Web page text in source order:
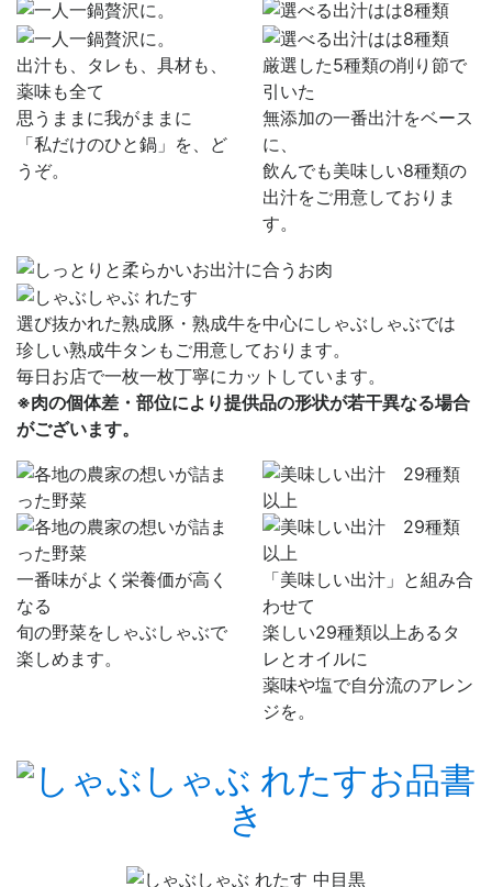
出汁も、タレも、具材も、
薬味も全て
思うままに我がままに
「私だけのひと鍋」を、ど
うぞ。
厳選した5種類の削り節で
引いた
無添加の一番出汁をベース
に、
飲んでも美味しい8種類の
出汁をご用意しておりま
す。
選び抜かれた熟成豚・熟成牛を中心にしゃぶしゃぶでは
珍しい熟成牛タンもご用意しております。
毎日お店で一枚一枚丁寧にカットしています。
※肉の個体差・部位により提供品の形状が若干異なる場合
がございます。
一番味がよく栄養価が高く
なる
旬の野菜をしゃぶしゃぶで
楽しめます。
「美味しい出汁」と組み合
わせて
楽しい29種類以上あるタ
レとオイルに
薬味や塩で自分流のアレン
ジを。